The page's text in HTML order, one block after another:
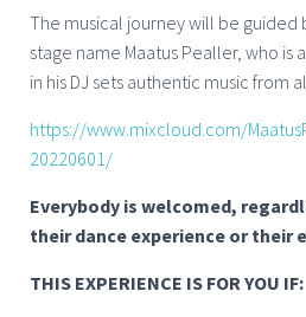
The musical journey will be guided
stage name Maatus Pealler, who
in his DJ sets authentic music from
https://www.mixcloud.com/
20220601/
Everybody is welcomed,
their dance experience or their
THIS EXPERIENCE IS FOR YOU IF: